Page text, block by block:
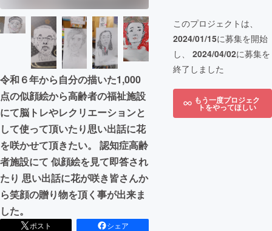
令和６年から自分の描いた1,000
点の似顔絵から高齢者の福祉施設
にて脳トレやレクリエーションと
して使って頂いたり思い出話に花
を咲かせて頂きたい。 認知症高齢
者施設にて 似顔絵を見て即答され
たり 思い出話に花が咲き皆さんか
ら笑顔の贈り物を頂く事が出来ま
した。
ポスト
シェア
このプロジェクトは、
2024/01/15に募集を開始
し、 2024/04/02に募集を
終了しました
もう一度プロジェク
トをやってほしい